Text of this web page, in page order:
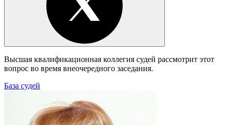
Высшая квалификационная коллегия судей рассмотрит этот
вопрос во время внеочередного заседания.
База судей